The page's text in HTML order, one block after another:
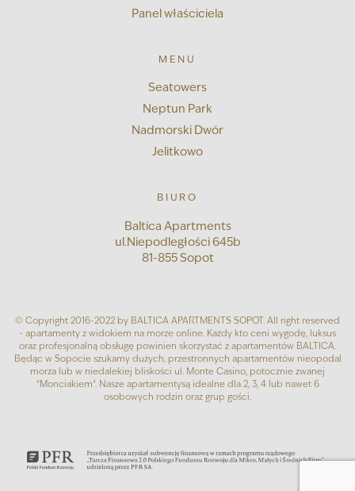
Panel właściciela
MENU
Seatowers
Neptun Park
Nadmorski Dwór
Jelitkowo
BIURO
Baltica Apartments
ul.Niepodległości 645b
81-855 Sopot
© Copyright 2016-2022 by BALTICA APARTMENTS SOPOT. All right reserved
- apartamenty z widokiem na morze online. Każdy kto ceni wygodę, luksus
oraz profesjonalną obsługę powinien skorzystać z apartamentów BALTICA.
Będąc w Sopocie szukamy dużych, przestronnych apartamentów nieopodal
morza lub w niedalekiej bliskości ul. Monte Casino, potocznie zwanej
"Monciakiem". Nasze apartamentysą idealne dla 2, 3, 4 lub nawet 6
osobowych rodzin oraz grup gości.